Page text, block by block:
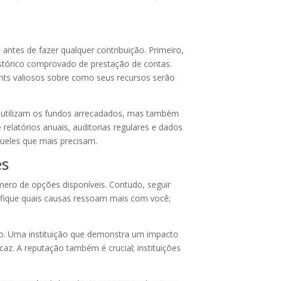
de fazer qualquer contribuição. Primeiro,
comprovado de prestação de contas.
valiosos sobre como seus recursos serão
os fundos arrecadados, mas também
anuais, auditorias regulares e dados
que mais precisam.
de opções disponíveis. Contudo, seguir
quais causas ressoam mais com você;
Uma instituição que demonstra um impacto
A reputação também é crucial; instituições